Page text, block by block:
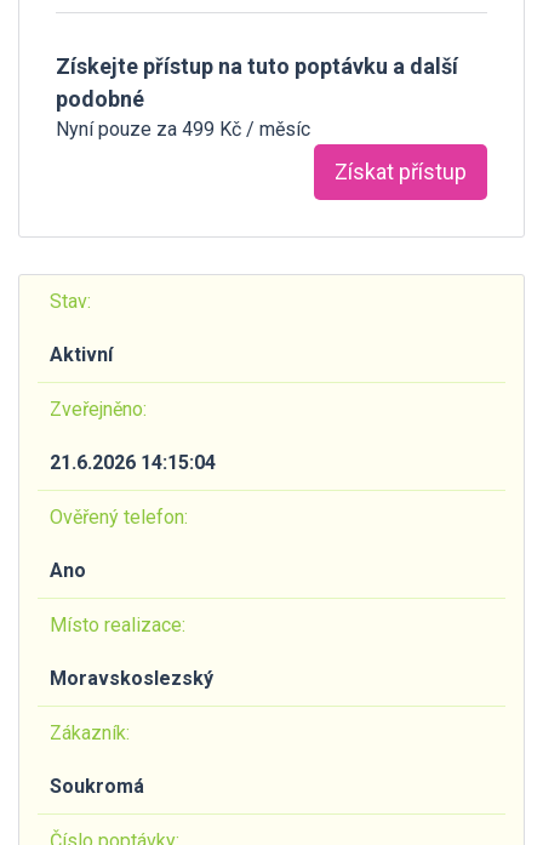
Získejte přístup na tuto poptávku a další
podobné
Nyní pouze za 499 Kč / měsíc
Získat přístup
Stav:
Aktivní
Zveřejněno:
21.6.2026 14:15:04
Ověřený telefon:
Ano
Místo realizace:
Moravskoslezský
Zákazník:
Soukromá